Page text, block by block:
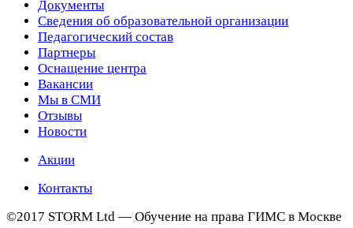
Документы
Сведения об образовательной организации
Педагогический состав
Партнеры
Оснащение центра
Вакансии
Мы в СМИ
Отзывы
Новости
Акции
Контакты
©2017 STORM Ltd — Обучение на права ГИМС в Москве